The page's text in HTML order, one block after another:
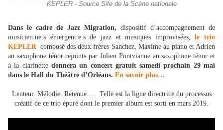
KEPLER - Source Site de la Scène nationale
Dans le cadre de Jazz Migration, dispositif d’accompagnement de
musicien.ne.s émergent.e.s de jazz et musiques improvisées,le trio
KEPLER composé des deux frères Sanchez, Maxime au piano et Adrien
au saxophone ténor rejoints par Julien Pontvianne au saxophone ténor et
à la clarinette donnera un concert gratuit samedi prochain 29 mai
dans le Hall du Théâtre d’Orléans. En savoir plus…
Lenteur. Mélodie. Retenue…. Telle est la ligne directrice du processus
créatif de ce trio épuré dont le premier album est sorti en mars 2019.